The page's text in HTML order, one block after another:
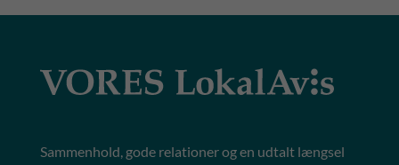
Sammenhold, gode relationer og en udtalt længsel